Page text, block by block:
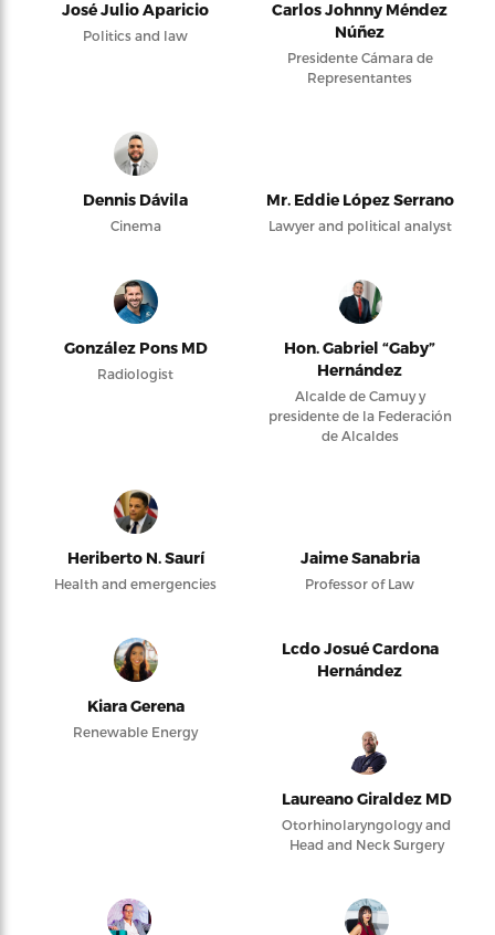
José Julio Aparicio
Politics and law
Carlos Johnny Méndez
Núñez
Presidente Cámara de
Representantes
Dennis Dávila
Cinema
Mr. Eddie López Serrano
Lawyer and political analyst
González Pons MD
Radiologist
Hon. Gabriel “Gaby”
Hernández
Alcalde de Camuy y
presidente de la Federación
de Alcaldes
Heriberto N. Saurí
Health and emergencies
Jaime Sanabria
Professor of Law
Kiara Gerena
Renewable Energy
Lcdo Josué Cardona
Hernández
Laureano Giraldez MD
Otorhinolaryngology and
Head and Neck Surgery